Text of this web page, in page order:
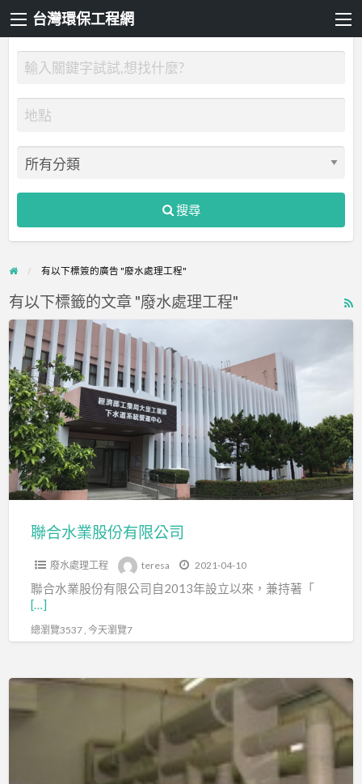
台灣環保工程網
搜尋
有以下標簽的廣告 "廢水處理工程"
有以下標籤的文章 "廢水處理工程"
聯
合
水
業
股
份
有
限
公
聯合水業股份有限公司
廢水處理工程 teresa 2021-04-10
聯合水業股份有限公司自2013年設立以來，兼持著「
[…]
總瀏覽3537 , 今天瀏覽7
和